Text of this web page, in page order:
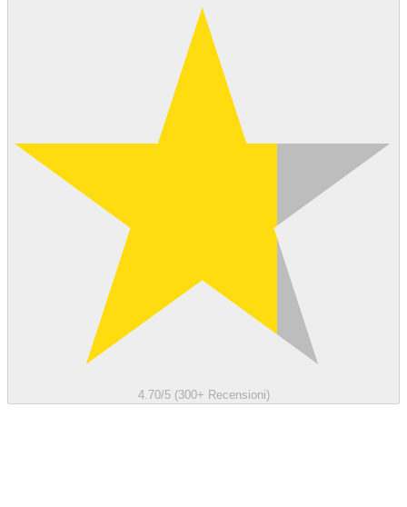
4.70/5 (300+ Recensioni)